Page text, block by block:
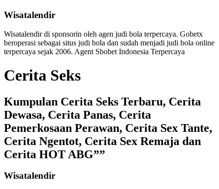
Wisatalendir
Wisatalendir di sponsorin oleh agen judi bola terpercaya. Gobetx
beroperasi sebagai situs judi bola dan sudah menjadi judi bola online
terpercaya sejak 2006. Agent Sbobet Indonesia Terpercaya
Cerita Seks
Kumpulan Cerita Seks Terbaru, Cerita
Dewasa, Cerita Panas, Cerita
Pemerkosaan Perawan, Cerita Sex Tante,
Cerita Ngentot, Cerita Sex Remaja dan
Cerita HOT ABG””
Wisatalendir